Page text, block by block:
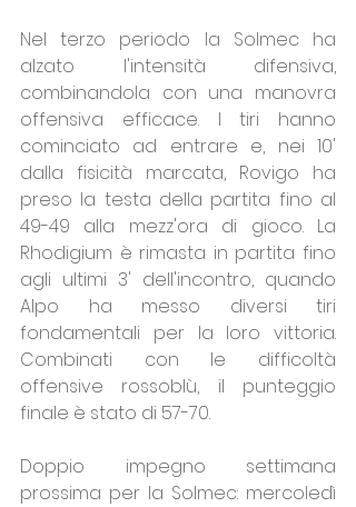
Nel terzo periodo la Solmec ha
alzato l'intensità difensiva,
combinandola con una manovra
offensiva efficace. I tiri hanno
cominciato ad entrare e, nei 10'
dalla fisicità marcata, Rovigo ha
preso la testa della partita fino al
49-49 alla mezz'ora di gioco. La
Rhodigium è rimasta in partita fino
agli ultimi 3' dell'incontro, quando
Alpo ha messo diversi tiri
fondamentali per la loro vittoria.
Combinati con le difficoltà
offensive rossoblù, il punteggio
finale è stato di 57-70.
Doppio impegno settimana
prossima per la Solmec: mercoledì